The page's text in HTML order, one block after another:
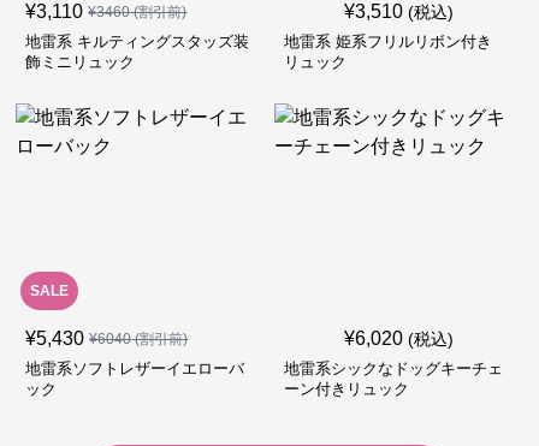
¥3,110 ¥3460(割引前)
地雷系 キルティングスタッズ装
飾ミニリュック
¥3,510 (税込)
地雷系 姫系フリルリボン付き
リュック
SALE
¥5,430 ¥6040(割引前)
地雷系ソフトレザーイエローバ
ック
¥6,020 (税込)
地雷系シックなドッグキーチェ
ーン付きリュック